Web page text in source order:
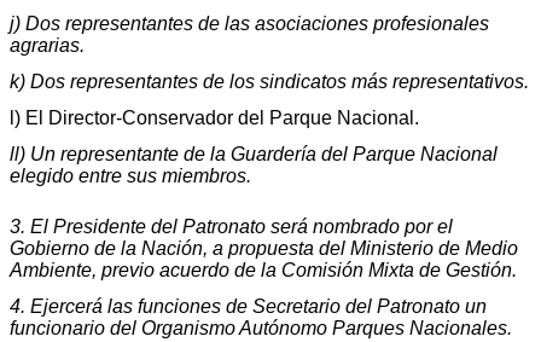
j) Dos representantes de las asociaciones profesionales
agrarias.
k) Dos representantes de los sindicatos más representativos.
l) El Director-Conservador del Parque Nacional.
ll) Un representante de la Guardería del Parque Nacional
elegido entre sus miembros.
3. El Presidente del Patronato será nombrado por el
Gobierno de la Nación, a propuesta del Ministerio de Medio
Ambiente, previo acuerdo de la Comisión Mixta de Gestión.
4. Ejercerá las funciones de Secretario del Patronato un
funcionario del Organismo Autónomo Parques Nacionales.